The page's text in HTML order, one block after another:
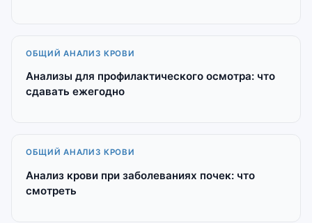
ОБЩИЙ АНАЛИЗ КРОВИ
Анализы для профилактического осмотра: что
сдавать ежегодно
ОБЩИЙ АНАЛИЗ КРОВИ
Анализ крови при заболеваниях почек: что
смотреть